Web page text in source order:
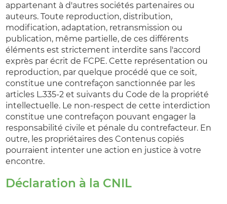
appartenant à d'autres sociétés partenaires ou
auteurs. Toute reproduction, distribution,
modification, adaptation, retransmission ou
publication, même partielle, de ces différents
éléments est strictement interdite sans l'accord
exprès par écrit de FCPE. Cette représentation ou
reproduction, par quelque procédé que ce soit,
constitue une contrefaçon sanctionnée par les
articles L.335-2 et suivants du Code de la propriété
intellectuelle. Le non-respect de cette interdiction
constitue une contrefaçon pouvant engager la
responsabilité civile et pénale du contrefacteur. En
outre, les propriétaires des Contenus copiés
pourraient intenter une action en justice à votre
encontre.
Déclaration à la CNIL